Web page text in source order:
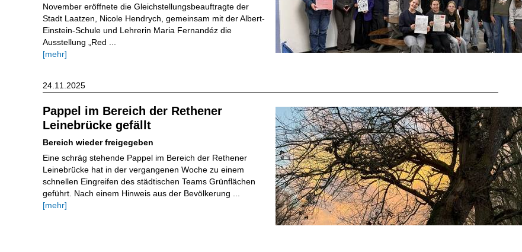
November eröffnete die Gleichstellungsbeauftragte der
Stadt Laatzen, Nicole Hendrych, gemeinsam mit der Albert-
Einstein-Schule und Lehrerin Maria Fernandéz die
Ausstellung „Red ...
[mehr]
Pappel im Bereich der Rethener
Leinebrücke gefällt
Bereich wieder freigegeben
Eine schräg stehende Pappel im Bereich der Rethener
Leinebrücke hat in der vergangenen Woche zu einem
schnellen Eingreifen des städtischen Teams Grünflächen
geführt. Nach einem Hinweis aus der Bevölkerung ...
[mehr]
24.11.2025